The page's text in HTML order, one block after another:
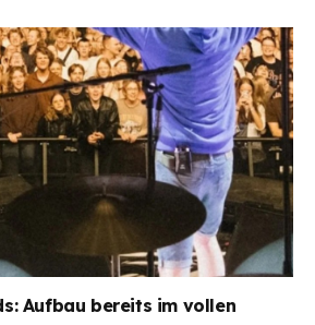
Aufbau bereits im vollen